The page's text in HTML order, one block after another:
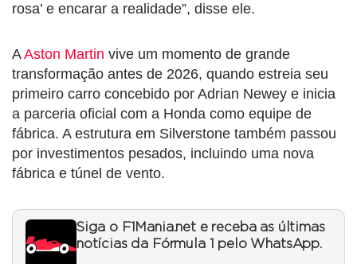
rosa’ e encarar a realidade”, disse ele.
AAston Martin vive um momento de grande
transformação antes de 2026, quando estreia seu
primeiro carro concebido por Adrian Newey e inicia
a parceria oficial com a Honda como equipe de
fábrica. A estrutura em Silverstone também passou
por investimentos pesados, incluindo uma nova
fábrica e túnel de vento.
Siga o F1Mania.net e receba as últimas
notícias da Fórmula 1 pelo WhatsApp.